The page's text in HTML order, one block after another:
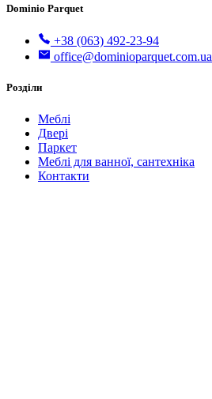
Dominio Parquet
+38 (063) 492-23-94
office@dominioparquet.com.ua
Розділи
Меблі
Двері
Паркет
Меблі для ванної, сантехніка
Контакти